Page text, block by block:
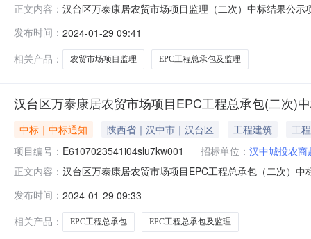
正文内容： 汉台区万泰康居农贸市场项目监理（二次）中标结果公
2024年1月22日14时30分开标地点汉中市交易中心第三
发布时间： 2024-01-29 09:41
相关产品：
农贸市场项目监理 EPC工程总承包及监理
汉台区万泰康居农贸市场项目EPC工程总承包(二次)
中标｜中标通知 陕西省｜汉中市｜汉台区 工程建筑
工程
项目编号： E6107023541i04slu7kw001 招标单位： 汉中城投农
正文内容： 汉台区万泰康居农贸市场项目EPC工程总承包（二次）
标时间2024年1月22日14时30分开标地点汉中市交易中
发布时间： 2024-01-29 09:33
相关产品：
EPC工程总承包 EPC工程总承包及监理